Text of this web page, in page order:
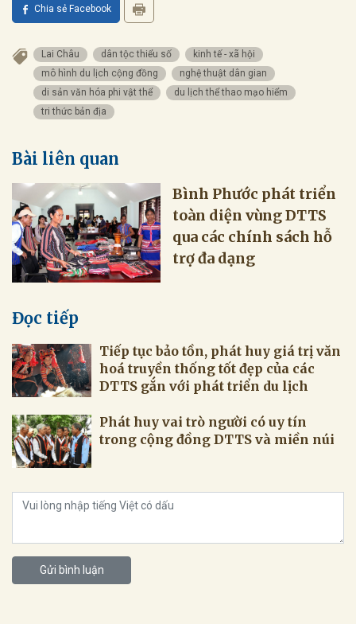
Chia sẻ Facebook
Lai Châu dân tộc thiểu số
kinh tế - xã hội
mô hình du lịch cộng đồng
nghệ thuật dân gian
di sản văn hóa phi vật thể
du lịch thể thao mạo hiểm
tri thức bản địa
Bài liên quan
Bình Phước phát triển
toàn diện vùng DTTS
qua các chính sách hỗ
trợ đa dạng
Đọc tiếp
Tiếp tục bảo tồn, phát huy giá trị văn
hoá truyền thống tốt đẹp của các
DTTS gắn với phát triển du lịch
Phát huy vai trò người có uy tín
trong cộng đồng DTTS và miền núi
Gửi bình luận